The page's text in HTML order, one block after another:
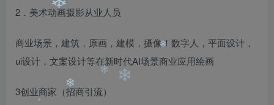
2．美术动画摄影从业人员
商业场景，建筑，原画，建模，摄像！数字人，平面设计，
ui设计，文案设计等在新时代AI场景商业应用绘画
3创业商家（招商引流）
❄ ❄
❄